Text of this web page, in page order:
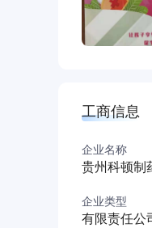
工商信息
企业名称
贵州科顿制
企业类型
有限责任公